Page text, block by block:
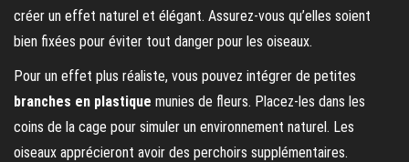
créer un effet naturel et élégant. Assurez-vous qu’elles soient
bien fixées pour éviter tout danger pour les oiseaux.
Pour un effet plus réaliste, vous pouvez intégrer de petites
branches en plastique munies de fleurs. Placez-les dans les
coins de la cage pour simuler un environnement naturel. Les
oiseaux apprécieront avoir des perchoirs supplémentaires.